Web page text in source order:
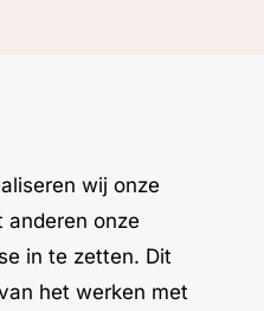
wij onze
anderen onze
in te zetten. Dit
het werken met